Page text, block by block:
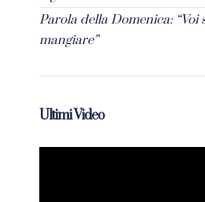
Parola della Domenica: “Voi
mangiare”
Ultimi Video